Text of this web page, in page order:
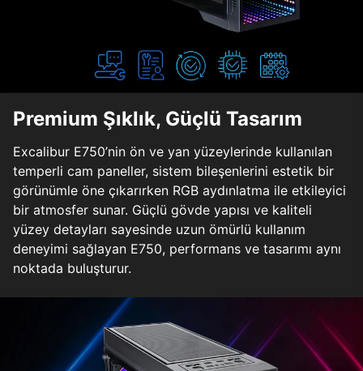
Premium Şıklık, Güçlü Tasarım
Excalibur E750’nin ön ve yan yüzeylerinde kullanılan
temperli cam paneller, sistem bileşenlerini estetik bir
görünümle öne çıkarırken RGB aydınlatma ile etkileyici
bir atmosfer sunar. Güçlü gövde yapısı ve kaliteli
yüzey detayları sayesinde uzun ömürlü kullanım
deneyimi sağlayan E750, performans ve tasarımı aynı
noktada buluşturur.